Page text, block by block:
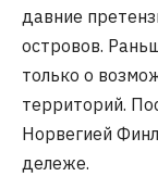
давние
островов.
только о
территорий.
Норвегией
дележе.